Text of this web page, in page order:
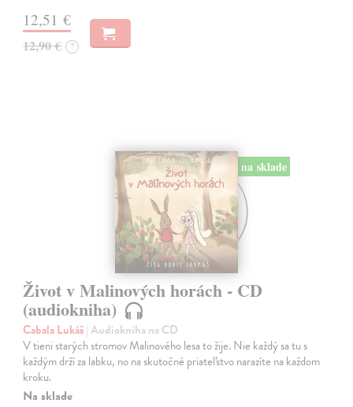
12,51 €
12,90 € ?
na sklade
Život v Malinových horách - CD
(audiokniha)
Cabala Lukáš| Audiokniha na CD
V tieni starých stromov Malinového lesa to žije. Nie každý sa tu s
každým drží za labku, no na skutočné priateľstvo narazíte na každom
kroku.
Na sklade